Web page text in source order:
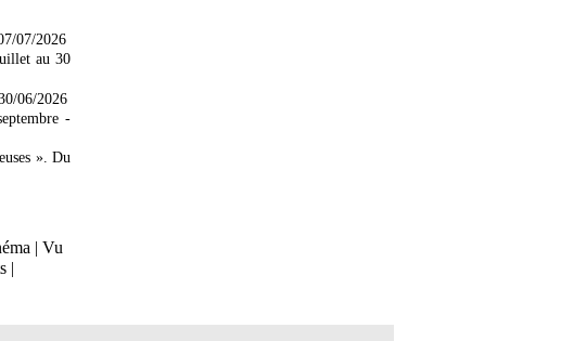
07/2026
au 30
06/2026
-
». Du
| Vu
|